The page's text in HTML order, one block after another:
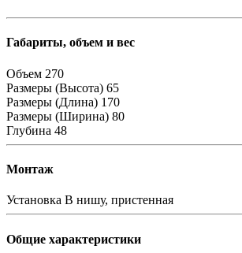
Габариты, объем и вес
Объем 270
Размеры (Высота) 65
Размеры (Длина) 170
Размеры (Ширина) 80
Глубина 48
Монтаж
Установка В нишу, пристенная
Общие характеристики